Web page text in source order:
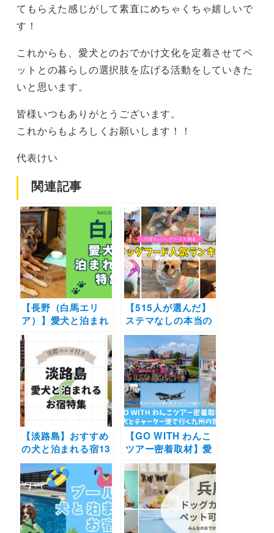
てもらえた感じがして素直にめちゃくちゃ嬉しいで
す！
これからも、愛犬とのおでかけ文化を定着させてペ
ットとの暮らしの選択肢を広げる活動をしていきた
いと思います。
皆様いつもありがとうございます。
これからもよろしくお願いします！！
代表けい
関連記事
【長野（白馬エリ
ア）】愛犬と泊まれ
る宿11選！温泉付き
のリゾートホテルか
らペットフレンドリ
ーなペンションまで
を厳選（実際のおで
かけレポートあり）
【515人が選んだ】
ステマなしの本当の
ドッグフード人気ラ
ンキング＜9部門＞ |
愛犬の気になる悩み
ケアで飼い主さんの
満足度が本当に高い
のはこれ！
【淡路島】おすすめ
の犬と泊まれる宿13
選（実際のおでかけ
レポ付き）コテージ
やグランピング・露
天風呂付きなど厳選
【GO WITH わんこ
ツアー密着取材】愛
犬とチャーター便で
行く九州の旅！夢の
ような3日間の様子
をたっぷり紹介